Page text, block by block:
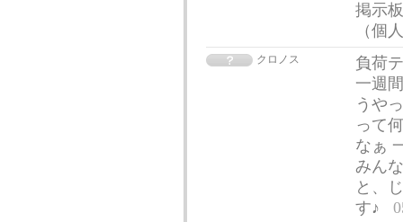
掲示
（個
クロノス
負荷
一週
うや
って
なぁ
みん
と、
す♪